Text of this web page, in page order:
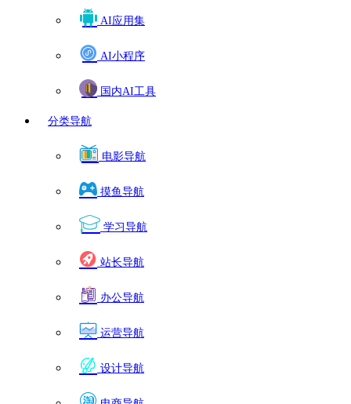
AI应用集
AI小程序
国内AI工具
分类导航
电影导航
摸鱼导航
学习导航
站长导航
办公导航
运营导航
设计导航